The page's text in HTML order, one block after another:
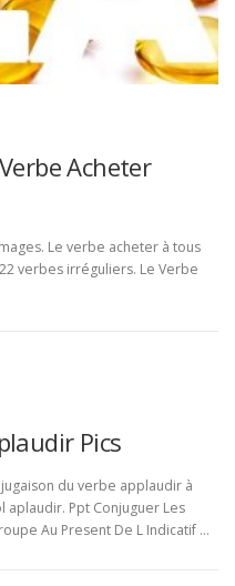
Acheter
Le verbe acheter à tous
verbes irréguliers. Le Verbe
Pics
du verbe applaudir à
Ppt Conjuguer Les
Au Present De L Indicatif …